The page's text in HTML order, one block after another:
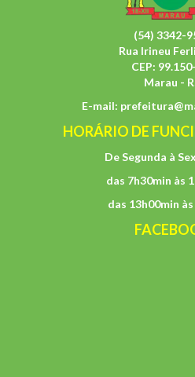
(54) 3342-
Rua Irineu
CEP:
Marau -
E-mail:
HORÁRIO DE
De Segunda à
das 7h30min às
das 13h00min